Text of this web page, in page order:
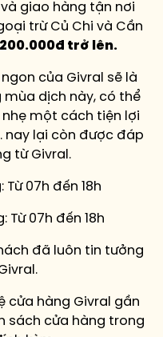
giao hàng tận nơi
trừ Củ Chi và Cần
200.000đ trở lên.
của Givral sẽ là
dịch này, có thể
một cách tiện lợi
nay lại còn được đáp
từ Givral.
07h đến 18h
Từ 07h đến 18h
đã luôn tin tưởng
cửa hàng Givral gần
sách cửa hàng trong